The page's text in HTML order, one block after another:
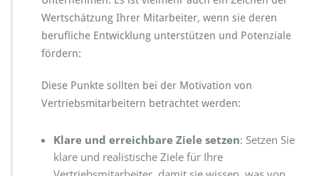
Wertschätzung Ihrer Mitarbeiter, wenn sie deren
berufliche Entwicklung unterstützen und Potenziale
fördern:
Diese Punkte sollten bei der Motivation von
Vertriebsmitarbeitern betrachtet werden:
Klare und erreichbare Ziele setzen: Setzen Sie
klare und realistische Ziele für Ihre